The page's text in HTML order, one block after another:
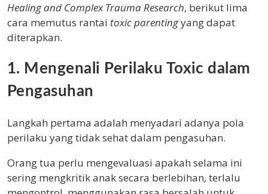
Healing and Complex Trauma Research, berikut lima
cara memutus rantai toxic parentingyang dapat
diterapkan.
1. Mengenali Perilaku Toxic dalam
Pengasuhan
Langkah pertama adalah menyadari adanya pola
perilaku yang tidak sehat dalam pengasuhan.
Orang tua perlu mengevaluasi apakah selama ini
sering mengkritik anak secara berlebihan, terlalu